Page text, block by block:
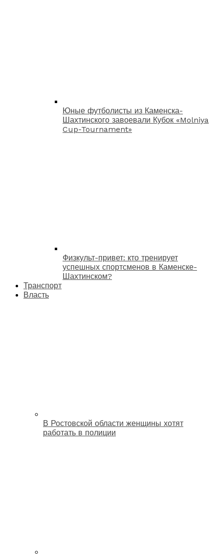
Юные футболисты из Каменска-
Шахтинского завоевали Кубок «Molniya
Cup-Tournament»
Физкульт-привет: кто тренирует
успешных спортсменов в Каменске-
Шахтинском?
Транспорт
Власть
В Ростовской области женщины хотят
работать в полиции